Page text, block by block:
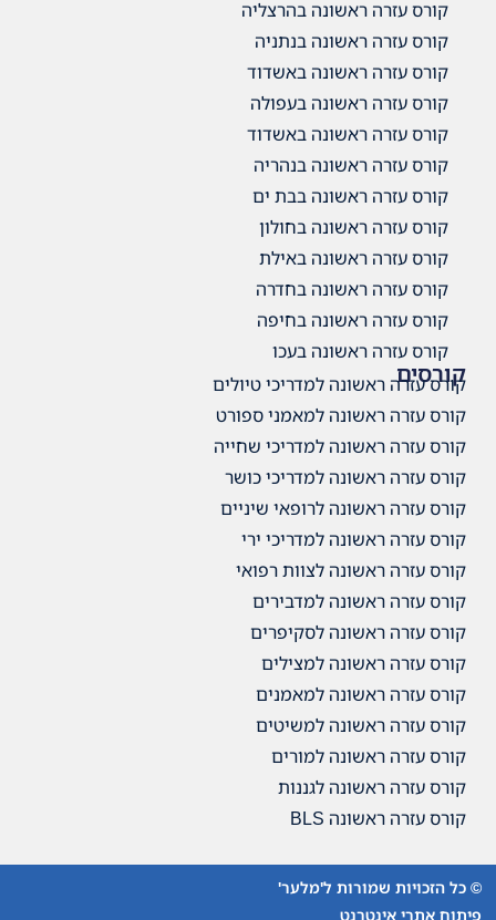
קורס עזרה ראשונה בהרצליה
קורס עזרה ראשונה בנתניה
קורס עזרה ראשונה באשדוד
קורס עזרה ראשונה בעפולה
קורס עזרה ראשונה באשדוד
קורס עזרה ראשונה בנהריה
קורס עזרה ראשונה בבת ים
קורס עזרה ראשונה בחולון
קורס עזרה ראשונה באילת
קורס עזרה ראשונה בחדרה
קורס עזרה ראשונה בחיפה
קורס עזרה ראשונה בעכו
קורסים
קורס עזרה ראשונה למדריכי טיולים
קורס עזרה ראשונה למאמני ספורט
קורס עזרה ראשונה למדריכי שחייה
קורס עזרה ראשונה למדריכי כושר
קורס עזרה ראשונה לרופאי שיניים
קורס עזרה ראשונה למדריכי ירי
קורס עזרה ראשונה לצוות רפואי
קורס עזרה ראשונה למדבירים
קורס עזרה ראשונה לסקיפרים
קורס עזרה ראשונה למצילים
קורס עזרה ראשונה למאמנים
קורס עזרה ראשונה למשיטים
קורס עזרה ראשונה למורים
קורס עזרה ראשונה לגננות
קורס עזרה ראשונה BLS
© כל הזכויות שמורות ל'מלער'
פיתוח אתרי אינטרנט